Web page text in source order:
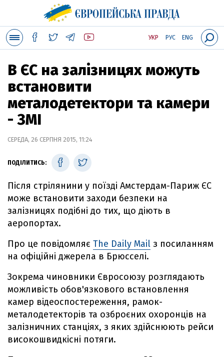
УКР РУС ENG
В ЄС на залізницях можуть
встановити
металодетектори та камери
- ЗМІ
СЕРЕДА, 26 СЕРПНЯ 2015, 11:24
ПОДІЛИТИСЬ:
Після стрілянини у поїзді Амстердам-Париж ЄС
може встановити заходи безпеки на
залізницях подібні до тих, що діють в
аеропортах.
Про це повідомляє The Daily Mail з посиланням
на офіційні джерела в Брюсселі.
Зокрема чиновники Євросоюзу розглядають
можливість обов'язкового встановлення
камер відеоспостереження, рамок-
металодетекторів та озброєних охоронців на
залізничних станціях, з яких здійснюють рейси
високошвидкісні потяги.